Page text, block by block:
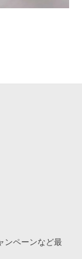
いましたがすぐ慣
ると軽くて
いつでも気
ンペーンなど最